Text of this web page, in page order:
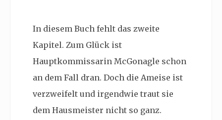
In diesem Buch fehlt das zweite
Kapitel. Zum Glück ist
Hauptkommissarin McGonagle schon
an dem Fall dran. Doch die Ameise ist
verzweifelt und irgendwie traut sie
dem Hausmeister nicht so ganz.